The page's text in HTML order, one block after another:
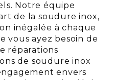
Notre équipe
de la soudure inox,
inégalée à chaque
vous ayez besoin de
réparations
de soudure inox
envers